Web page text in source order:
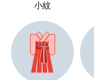
小紋